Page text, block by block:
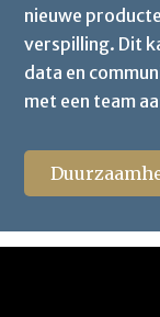
nieuwe
verspilling. Dit
data en
met een team